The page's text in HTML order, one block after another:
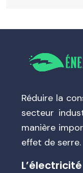
Réduire la
secteur
manière
effet de serre.